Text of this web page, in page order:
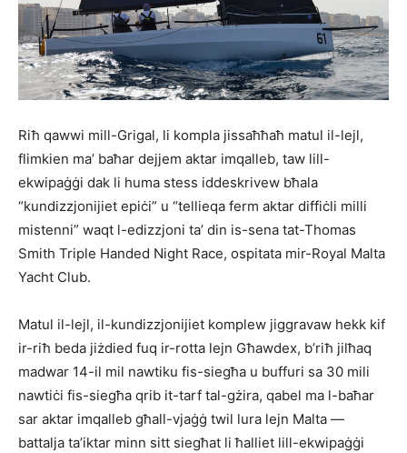
Riħ qawwi mill-Grigal, li kompla jissaħħaħ matul il-lejl,
flimkien ma’ baħar dejjem aktar imqalleb, taw lill-
ekwipaġġi dak li huma stess iddeskrivew bħala
“kundizzjonijiet epiċi” u “tellieqa ferm aktar diffiċli milli
mistenni” waqt l-edizzjoni ta’ din is-sena tat-Thomas
Smith Triple Handed Night Race, ospitata mir-Royal Malta
Yacht Club.
Matul il-lejl, il-kundizzjonijiet komplew jiggravaw hekk kif
ir-riħ beda jiżdied fuq ir-rotta lejn Għawdex, b’riħ jilħaq
madwar 14-il mil nawtiku fis-siegħa u buffuri sa 30 mili
nawtiċi fis-siegħa qrib it-tarf tal-gżira, qabel ma l-baħar
sar aktar imqalleb għall-vjaġġ twil lura lejn Malta —
battalja ta’iktar minn sitt siegħat li ħalliet lill-ekwipaġġi